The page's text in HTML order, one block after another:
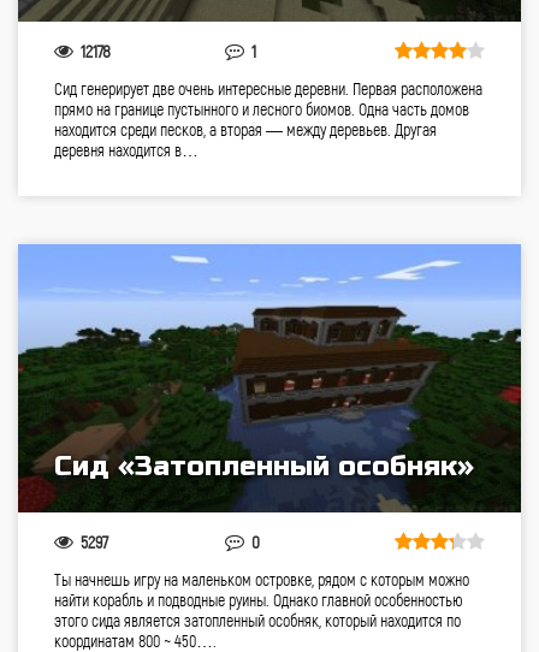
12178 1
Сид генерирует две очень интересные деревни. Первая расположена
прямо на границе пустынного и лесного биомов. Одна часть домов
находится среди песков, а вторая — между деревьев. Другая
деревня находится в…
Сид «Затопленный особняк»
5297 0
Ты начнешь игру на маленьком островке, рядом с которым можно
найти корабль и подводные руины. Однако главной особенностью
этого сида является затопленный особняк, который находится по
координатам 800 ~ 450….